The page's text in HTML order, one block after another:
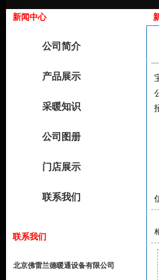
新闻中心
公司简介
产品展示
采暖知识
公司图册
门店展示
联系我们
联系我们
北京佛雷兰德暖通设备有限公司